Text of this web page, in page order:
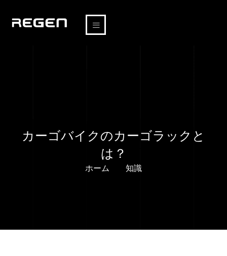
カーゴバイクのカーゴラックと
は？
ホーム 知識